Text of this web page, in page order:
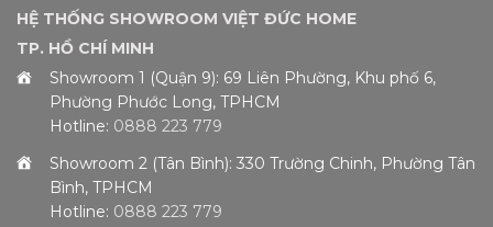
HỆ THỐNG SHOWROOM VIỆT ĐỨC HOME
TP. HỒ CHÍ MINH
Showroom 1 (Quận 9): 69 Liên Phường, Khu phố 6,
Phường Phước Long, TPHCM
Hotline: 0888 223 779
Showroom 2 (Tân Bình): 330 Trường Chinh, Phường Tân
Bình, TPHCM
Hotline: 0888 223 779